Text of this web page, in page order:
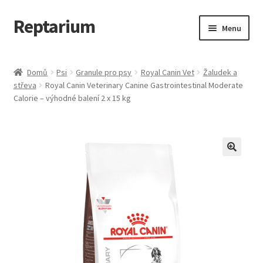
Přeskočit
na
Přejít
k
webu
Reptarium Menu
Košík
Domů Psi Granule pro psy Royal Canin Vet
Žaludek a
střeva
Royal Canin Veterinary Canine Gastrointestinal Moderate
Calorie – výhodné balení 2 x 15 kg